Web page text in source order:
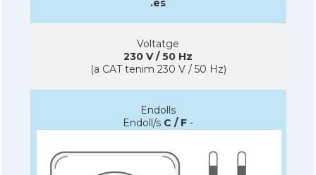
.es
Voltatge
230 V / 50 Hz
(a CAT tenim 230 V / 50 Hz)
Endolls
Endoll/s C / F -